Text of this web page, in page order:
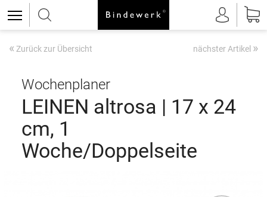
« Zurück zur Übersicht nächster Artikel »
Wochenplaner
LEINEN altrosa | 17 x 24
cm, 1
Woche/Doppelseite